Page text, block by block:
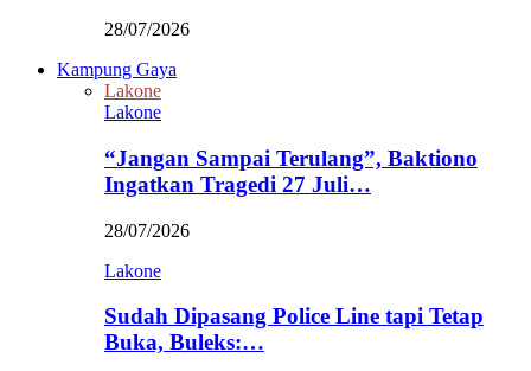
28/07/2026
Kampung Gaya
Lakone
Lakone
“Jangan Sampai Terulang”, Baktiono
Ingatkan Tragedi 27 Juli…
28/07/2026
Lakone
Sudah Dipasang Police Line tapi Tetap
Buka, Buleks:…